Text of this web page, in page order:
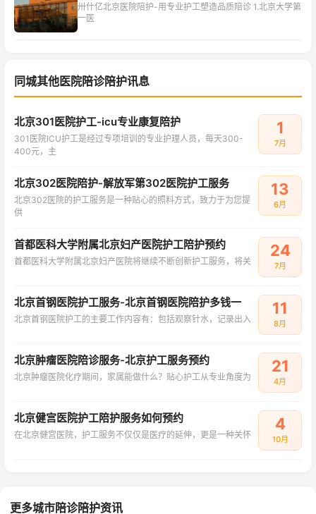
卅什亿北京医院陪护-用专业护工塑造品质陪诊 1.北京大学第
一医
同城其他医院陪诊陪护讯息
北京301医院护工-icu专业康复陪护
301医院ICU护工是经过专项培训的专业护理人员，每天300-
400元，主
1
7月
北京302医院陪护-解放军第302医院护工服务
北京302医院的护工服务是一种贴心的照料方式，致力于为您提
供
13
6月
首都医科大学附属北京妇产医院护工陪护预约
首都医科大学附属北京妇产医院将继续不断创新护工服务，将关
24
7月
北京首钢医院护工服务-北京首钢医院陪护多钱一
北京首钢医院护工的主要工作内容有：包括观察针水，记录出入
11
8月
北京肿瘤医院陪诊服务-北京护工服务预约
北京肿瘤医院化疗期间，家属能做什么？贴心护工从专业角度为
21
4月
北京健宫医院护工陪护服务如何预约
在北京健宫医院，护工服务不仅仅是医疗的延伸，更是一种关怀
4
10月
更多城市陪诊陪护资讯